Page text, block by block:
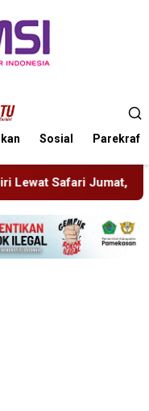
Sosial Parekraf
Lumajang Ajak Warga